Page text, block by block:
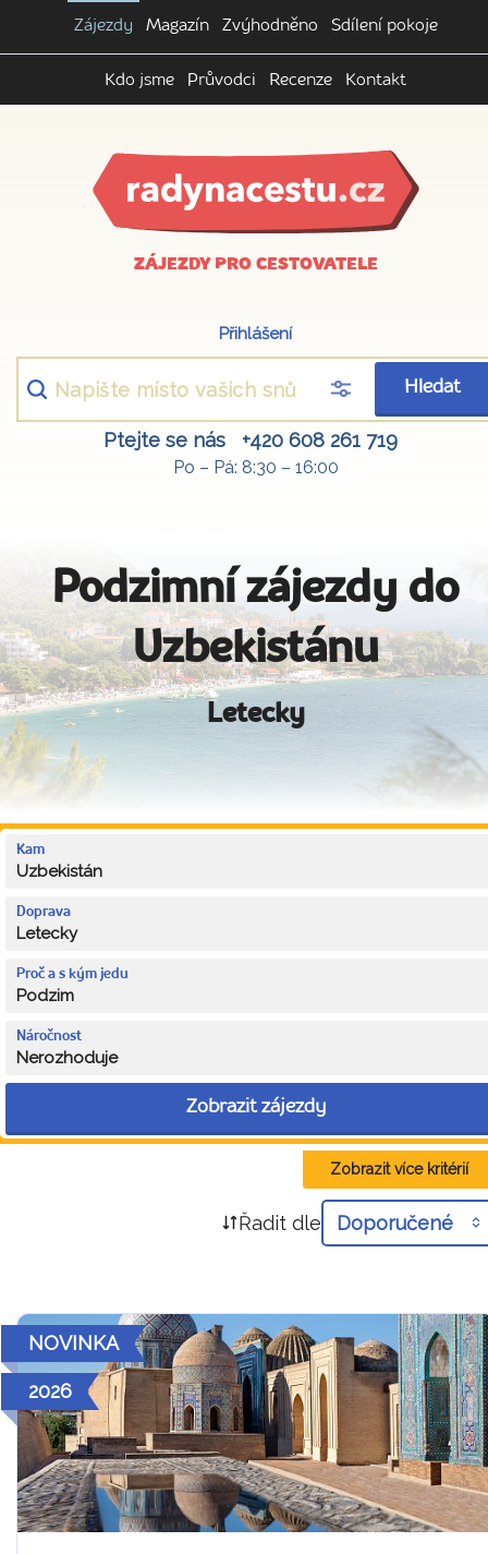
Zájezdy Magazín Zvýhodněno Sdílení pokoje
Kdo jsme Průvodci Recenze Kontakt
ZÁJEZDY PRO CESTOVATELE
Přihlášení
Hledat
Ptejte se nás +420 608 261 719
Po – Pá: 8:30 – 16:00
Podzimní zájezdy do
Uzbekistánu
Letecky
Kam
Uzbekistán
Doprava
Letecky
Proč a s kým jedu
Podzim
Náročnost
Nerozhoduje
Zobrazit zájezdy
Zobrazit více kritérií
Řadit dle Doporučené
NOVINKA
2026